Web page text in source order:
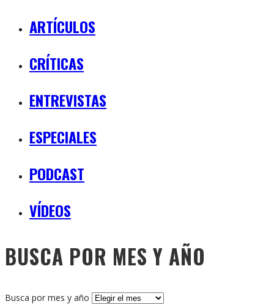
ARTÍCULOS
CRÍTICAS
ENTREVISTAS
ESPECIALES
PODCAST
VÍDEOS
BUSCA POR MES Y AÑO
Busca por mes y año